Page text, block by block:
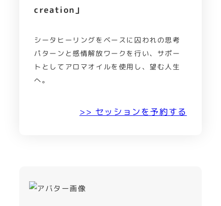
creation」
シータヒーリングをベースに囚われの思考
パターンと感情解放ワークを行い、サポー
トとしてアロマオイルを使用し、望む人生
へ。
>> セッションを予約する